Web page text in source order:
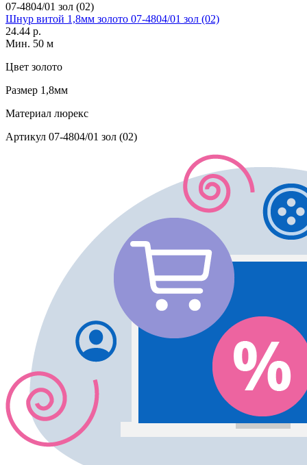
07-4804/01 зол (02)
Шнур витой 1,8мм золото 07-4804/01 зол (02)
24.44 р.
Мин. 50 м
Цвет золото
Размер 1,8мм
Материал люрекс
Артикул 07-4804/01 зол (02)